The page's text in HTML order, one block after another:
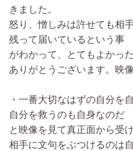
きました。
怒り、憎しみは許せても相
残って届いているという事
がわかって、とてもよかった
ありがとうございます。映
・一番大切なはずの自分を
自分を救うのも自身なのだ
と映像を見て真正面から受
相手に文句をぶつけるのは